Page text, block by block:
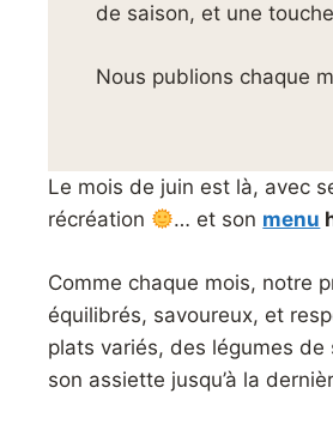
de saison, et une
Nous publions chaque
Le mois de juin est là, avec
récréation
… et son menu
Comme chaque mois, notre
équilibrés, savoureux, et
plats variés, des légumes
son assiette jusqu’à la